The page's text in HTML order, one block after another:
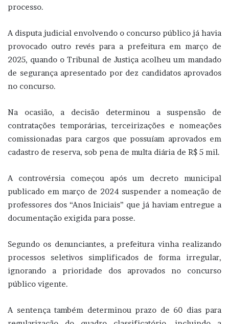
processo.
A disputa judicial envolvendo o concurso público já havia
provocado outro revés para a prefeitura em março de
2025, quando o Tribunal de Justiça acolheu um mandado
de segurança apresentado por dez candidatos aprovados
no concurso.
Na ocasião, a decisão determinou a suspensão de
contratações temporárias, terceirizações e nomeações
comissionadas para cargos que possuíam aprovados em
cadastro de reserva, sob pena de multa diária de R$ 5 mil.
A controvérsia começou após um decreto municipal
publicado em março de 2024 suspender a nomeação de
professores dos “Anos Iniciais” que já haviam entregue a
documentação exigida para posse.
Segundo os denunciantes, a prefeitura vinha realizando
processos seletivos simplificados de forma irregular,
ignorando a prioridade dos aprovados no concurso
público vigente.
A sentença também determinou prazo de 60 dias para